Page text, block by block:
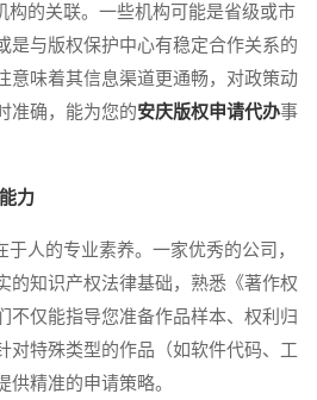
的关联。一些机构可能是省级或市
是与版权保护中心有稳定合作关系的
意味着其信息渠道更通畅，对政策动
准确，能为您的安庆版权申请代办事
力
人的专业素养。一家优秀的公司，
的知识产权法律基础，熟悉《著作权
不仅能指导您准备作品样本、权利归
对特殊类型的作品（如软件代码、工
精准的申请策略。